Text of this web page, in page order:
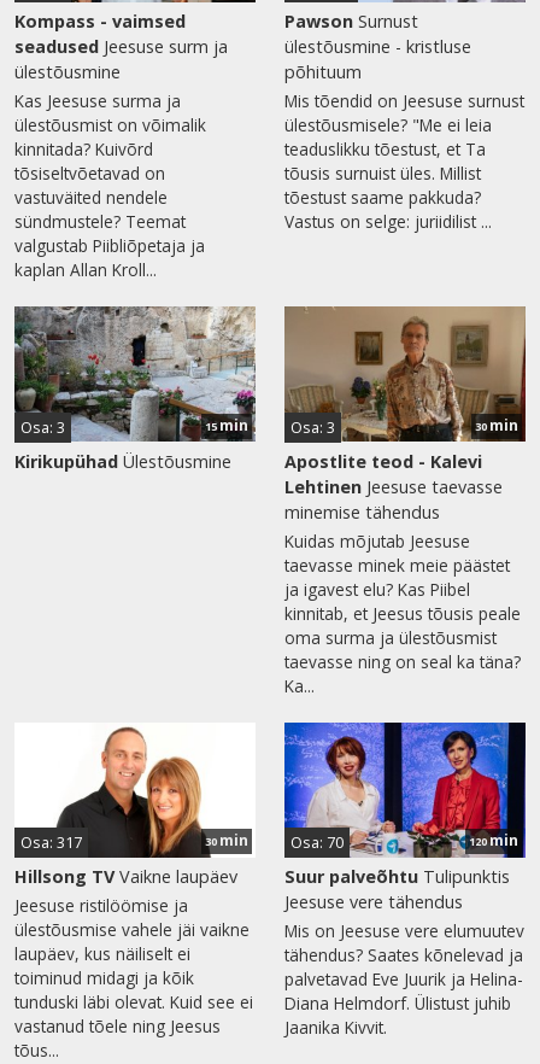
Kompass - vaimsed
seadused Jeesuse surm ja
ülestõusmine
Kas Jeesuse surma ja
ülestõusmist on võimalik
kinnitada? Kuivõrd
tõsiseltvõetavad on
vastuväited nendele
sündmustele? Teemat
valgustab Piibliõpetaja ja
kaplan Allan Kroll...
Pawson Surnust
ülestõusmine - kristluse
põhituum
Mis tõendid on Jeesuse surnust
ülestõusmisele? "Me ei leia
teaduslikku tõestust, et Ta
tõusis surnuist üles. Millist
tõestust saame pakkuda?
Vastus on selge: juriidilist ...
15min
Osa: 3
Kirikupühad Ülestõusmine
30 min
Osa: 3
Apostlite teod - Kalevi
Lehtinen Jeesuse taevasse
minemise tähendus
Kuidas mõjutab Jeesuse
taevasse minek meie päästet
ja igavest elu? Kas Piibel
kinnitab, et Jeesus tõusis peale
oma surma ja ülestõusmist
taevasse ning on seal ka täna?
Ka...
30 min
Osa: 317
Hillsong TV Vaikne laupäev
Jeesuse ristilöömise ja
ülestõusmise vahele jäi vaikne
laupäev, kus näiliselt ei
toiminud midagi ja kõik
tunduski läbi olevat. Kuid see ei
vastanud tõele ning Jeesus
tõus...
120min
Osa: 70
Suur palveõhtu Tulipunktis
Jeesuse vere tähendus
Mis on Jeesuse vere elumuutev
tähendus? Saates kõnelevad ja
palvetavad Eve Juurik ja Helina-
Diana Helmdorf. Ülistust juhib
Jaanika Kivvit.